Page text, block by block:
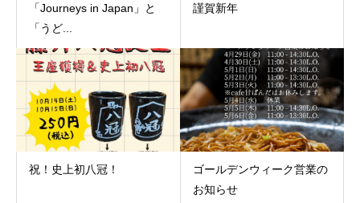
「Journeys in Japan」と
「うど...
謹賀新年
祝！史上初八冠！
ゴールデンウィーク営業の
お知らせ